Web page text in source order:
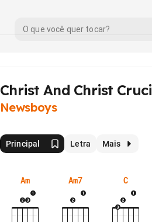
Christ And Christ
Newsboys
Principal Letra Mais
Am Am7 C